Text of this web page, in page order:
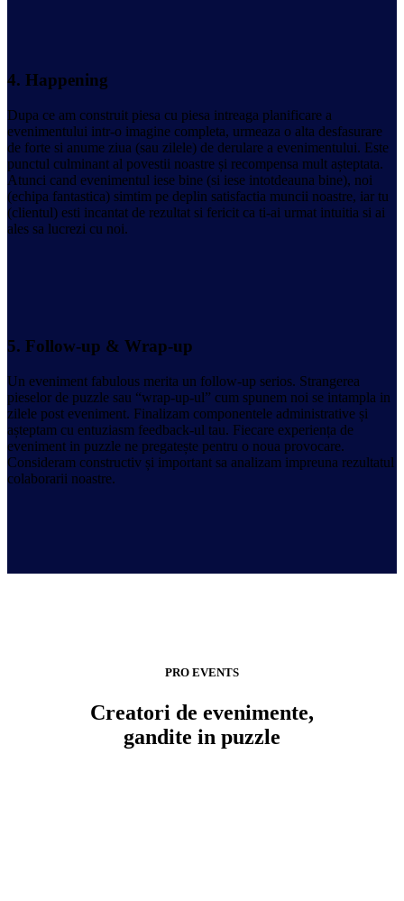
4. Happening
Dupa ce am construit piesa cu piesa intreaga planificare a
evenimentului intr-o imagine completa, urmeaza o alta desfasurare
de forte si anume ziua (sau zilele) de derulare a evenimentului. Este
punctul culminant al povestii noastre și recompensa mult așteptata.
Atunci cand evenimentul iese bine (si iese intotdeauna bine), noi
(echipa fantastica) simtim pe deplin satisfactia muncii noastre, iar tu
(clientul) esti incantat de rezultat si fericit ca ti-ai urmat intuitia si ai
ales sa lucrezi cu noi.
5. Follow-up & Wrap-up
Un eveniment fabulous merita un follow-up serios. Strangerea
pieselor de puzzle sau “wrap-up-ul” cum spunem noi se intampla in
zilele post eveniment. Finalizam componentele administrative și
așteptam cu entuziasm feedback-ul tau. Fiecare experiența de
eveniment in puzzle ne pregatește pentru o noua provocare.
Consideram constructiv și important sa analizam impreuna rezultatul
colaborarii noastre.
PRO EVENTS
Creatori de evenimente,
gandite in puzzle